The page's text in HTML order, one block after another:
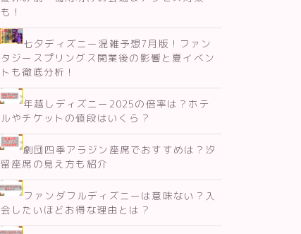
も！
七夕ディズニー混雑予想7月版！ファン
タジースプリングス開業後の影響と夏イベン
トも徹底分析！
年越しディズニー2025の倍率は？ホテ
ルやチケットの値段はいくら？
劇団四季アラジン座席でおすすめは？汐
留座席の見え方も紹介
ファンダフルディズニーは意味ない？入
会したいほどお得な理由とは？